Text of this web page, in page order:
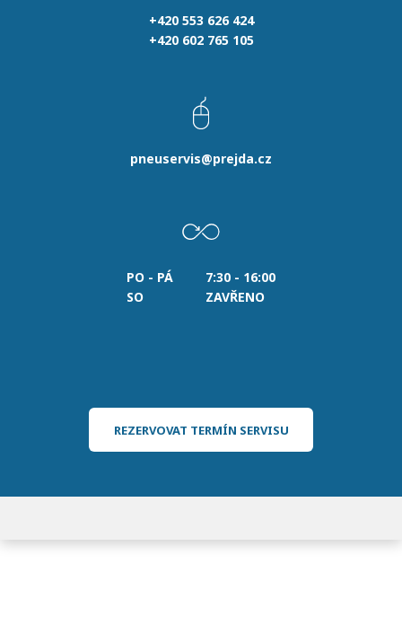
+420 553 626 424
+420 602 765 105
pneuservis@prejda.cz
PO - PÁ
7:30 - 16:00
SO
ZAVŘENO
REZERVOVAT TERMÍN SERVISU